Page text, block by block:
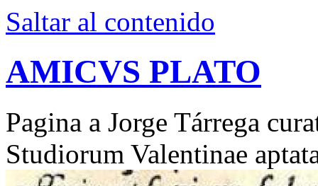
Saltar al contenido
AMICVS PLATO
Pagina a Jorge Tárrega
Studiorum Valentinae